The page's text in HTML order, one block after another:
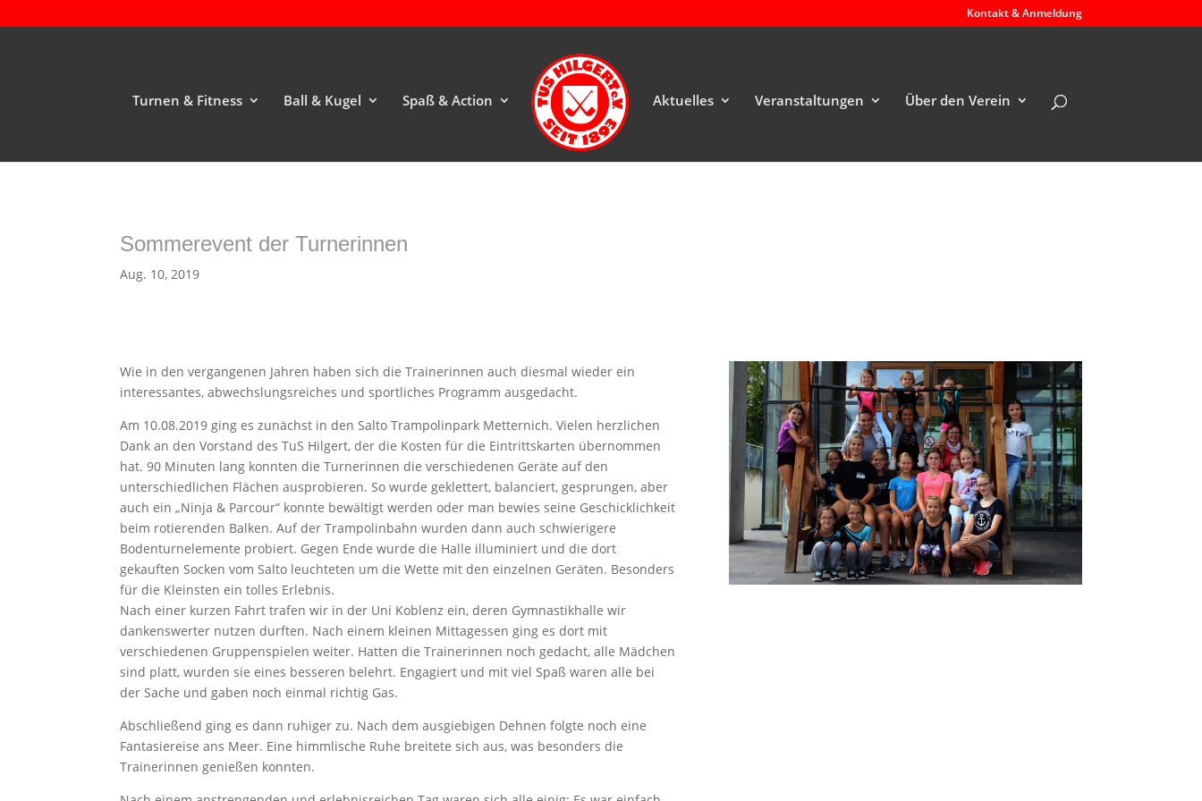
Kontakt & Anmeldung
Turnen & Fitness Ball & Kugel Spaß & Action Aktuelles Veranstaltungen Über den Verein
Sommerevent der Turnerinnen
Aug. 10, 2019
Wie in den vergangenen Jahren haben sich die Trainerinnen auch diesmal wieder ein
interessantes, abwechslungsreiches und sportliches Programm ausgedacht.
Am 10.08.2019 ging es zunächst in den Salto Trampolinpark Metternich. Vielen herzlichen
Dank an den Vorstand des TuS Hilgert, der die Kosten für die Eintrittskarten übernommen
hat. 90 Minuten lang konnten die Turnerinnen die verschiedenen Geräte auf den
unterschiedlichen Flächen ausprobieren. So wurde geklettert, balanciert, gesprungen, aber
auch ein „Ninja & Parcour“ konnte bewältigt werden oder man bewies seine Geschicklichkeit
beim rotierenden Balken. Auf der Trampolinbahn wurden dann auch schwierigere
Bodenturnelemente probiert. Gegen Ende wurde die Halle illuminiert und die dort
gekauften Socken vom Salto leuchteten um die Wette mit den einzelnen Geräten. Besonders
für die Kleinsten ein tolles Erlebnis.
Nach einer kurzen Fahrt trafen wir in der Uni Koblenz ein, deren Gymnastikhalle wir
dankenswerter nutzen durften. Nach einem kleinen Mittagessen ging es dort mit
verschiedenen Gruppenspielen weiter. Hatten die Trainerinnen noch gedacht, alle Mädchen
sind platt, wurden sie eines besseren belehrt. Engagiert und mit viel Spaß waren alle bei
der Sache und gaben noch einmal richtig Gas.
Abschließend ging es dann ruhiger zu. Nach dem ausgiebigen Dehnen folgte noch eine
Fantasiereise ans Meer. Eine himmlische Ruhe breitete sich aus, was besonders die
Trainerinnen genießen konnten.